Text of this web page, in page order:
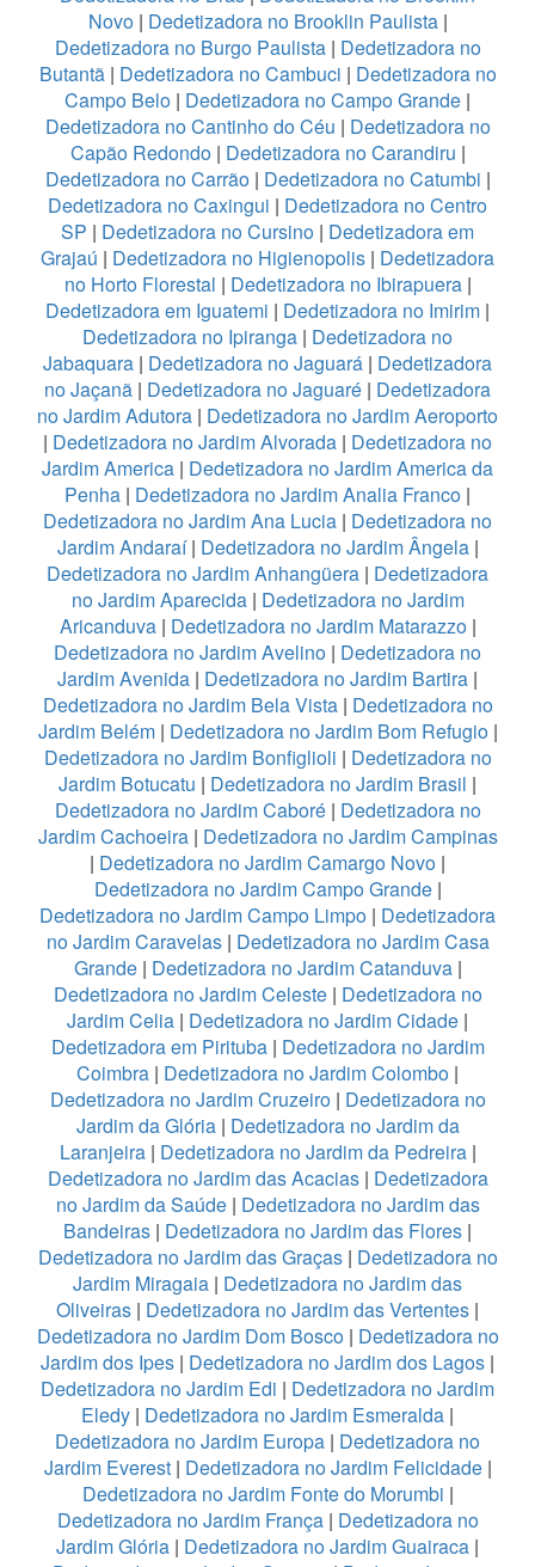
Novo| Dedetizadora no Brooklin Paulista|
Dedetizadora no Burgo Paulista| Dedetizadora no
Butantã| Dedetizadora no Cambuci | Dedetizadora no
Campo Belo | Dedetizadora no Campo Grande |
Dedetizadora no Cantinho do Céu | Dedetizadora no
Capão Redondo| Dedetizadora no Carandiru |
Dedetizadora no Carrão| Dedetizadora no Catumbi |
Dedetizadora no Caxingui | Dedetizadora no Centro
SP | Dedetizadora no Cursino | Dedetizadora em
Grajaú | Dedetizadora no Higienopolis | Dedetizadora
no Horto Florestal | Dedetizadora no Ibirapuera|
Dedetizadora em Iguatemi | Dedetizadora no Imirim |
Dedetizadora no Ipiranga | Dedetizadora no
Jabaquara | Dedetizadora no Jaguará | Dedetizadora
no Jaçanã | Dedetizadora no Jaguaré | Dedetizadora
no Jardim Adutora | Dedetizadora no Jardim Aeroporto
| Dedetizadora no Jardim Alvorada | Dedetizadora no
Jardim America | Dedetizadora no Jardim America da
Penha | Dedetizadora no Jardim Analia Franco |
Dedetizadora no Jardim Ana Lucia | Dedetizadora no
Jardim Andaraí| Dedetizadora no Jardim Ângela|
Dedetizadora no Jardim Anhangüera | Dedetizadora
no Jardim Aparecida| Dedetizadora no Jardim
Aricanduva| Dedetizadora no Jardim Matarazzo|
Dedetizadora no Jardim Avelino | Dedetizadora no
Jardim Avenida | Dedetizadora no Jardim Bartira |
Dedetizadora no Jardim Bela Vista| Dedetizadora no
Jardim Belém| Dedetizadora no Jardim Bom Refugio|
Dedetizadora no Jardim Bonfiglioli | Dedetizadora no
Jardim Botucatu | Dedetizadora no Jardim Brasil |
Dedetizadora no Jardim Caboré| Dedetizadora no
Jardim Cachoeira| Dedetizadora no Jardim Campinas
| Dedetizadora no Jardim Camargo Novo |
Dedetizadora no Jardim Campo Grande|
Dedetizadora no Jardim Campo Limpo | Dedetizadora
no Jardim Caravelas| Dedetizadora no Jardim Casa
Grande| Dedetizadora no Jardim Catanduva|
Dedetizadora no Jardim Celeste| Dedetizadora no
Jardim Celia | Dedetizadora no Jardim Cidade |
Dedetizadora em Pirituba| Dedetizadora no Jardim
Coimbra | Dedetizadora no Jardim Colombo |
Dedetizadora no Jardim Cruzeiro| Dedetizadora no
Jardim da Glória| Dedetizadora no Jardim da
Laranjeira| Dedetizadora no Jardim da Pedreira|
Dedetizadora no Jardim das Acacias| Dedetizadora
no Jardim da Saúde| Dedetizadora no Jardim das
Bandeiras | Dedetizadora no Jardim das Flores |
Dedetizadora no Jardim das Graças| Dedetizadora no
Jardim Miragaia | Dedetizadora no Jardim das
Oliveiras | Dedetizadora no Jardim das Vertentes |
Dedetizadora no Jardim Dom Bosco| Dedetizadora no
Jardim dos Ipes | Dedetizadora no Jardim dos Lagos |
Dedetizadora no Jardim Edi | Dedetizadora no Jardim
Eledy | Dedetizadora no Jardim Esmeralda |
Dedetizadora no Jardim Europa | Dedetizadora no
Jardim Everest| Dedetizadora no Jardim Felicidade|
Dedetizadora no Jardim Fonte do Morumbi |
Dedetizadora no Jardim França| Dedetizadora no
Jardim Glória | Dedetizadora no Jardim Guairaca |